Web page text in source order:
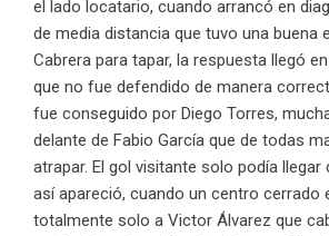
el lado locatario, cuando arrancó en
de media distancia que tuvo una buena
Cabrera para tapar, la respuesta llegó
que no fue defendido de manera
fue conseguido por Diego Torres,
delante de Fabio García que de todas
atrapar. El gol visitante solo podía llegar
así apareció, cuando un centro cerrado
totalmente solo a Victor Álvarez que